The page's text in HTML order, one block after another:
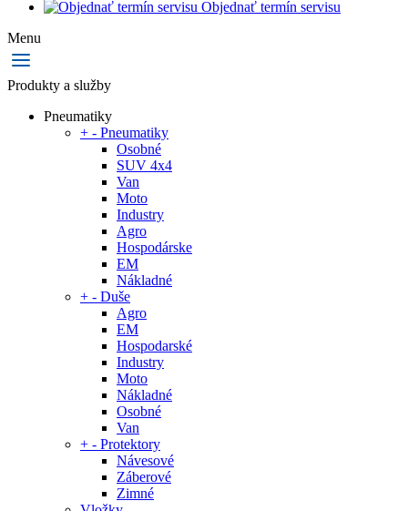
Objednať termín servisu
Menu
Produkty a služby
Pneumatiky
+ - Pneumatiky
Osobné
SUV 4x4
Van
Moto
Industry
Agro
Hospodárske
EM
Nákladné
+ - Duše
Agro
EM
Hospodarské
Industry
Moto
Nákladné
Osobné
Van
+ - Protektory
Návesové
Záberové
Zimné